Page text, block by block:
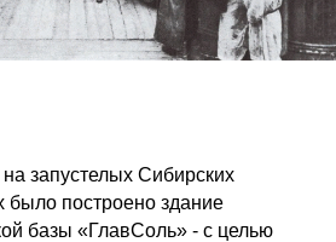
было построено здание
базы «ГлавСоль» - с целью
по мешкам.